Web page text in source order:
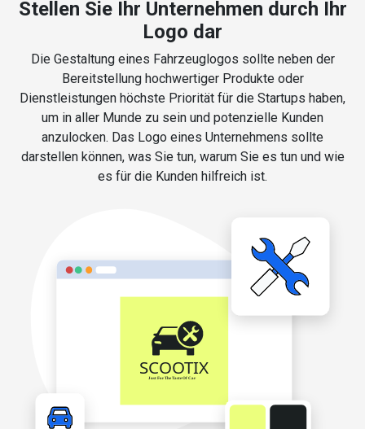
Stellen Sie Ihr Unternehmen durch Ihr
Logo dar
Die Gestaltung eines Fahrzeuglogos sollte neben der
Bereitstellung hochwertiger Produkte oder
Dienstleistungen höchste Priorität für die Startups haben,
um in aller Munde zu sein und potenzielle Kunden
anzulocken. Das Logo eines Unternehmens sollte
darstellen können, was Sie tun, warum Sie es tun und wie
es für die Kunden hilfreich ist.